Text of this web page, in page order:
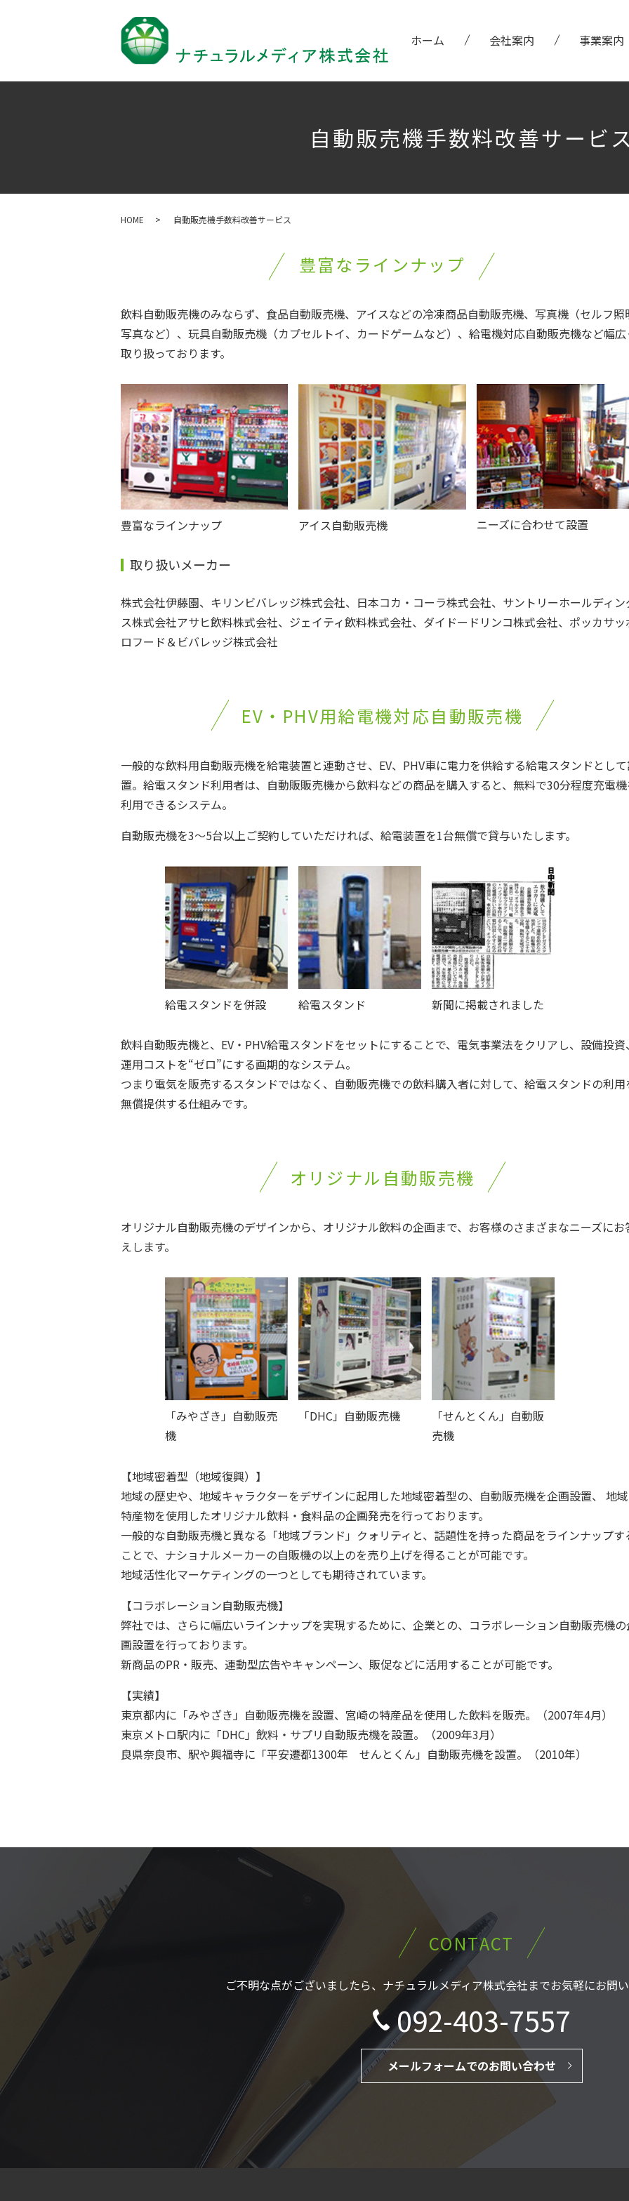
ホーム 会社案内 事業案内
自動販売機手数料改善サービ
HOME 自動販売機手数料改善サービス
豊富なラインナップ
飲料自動販売機のみならず、食品自動販売機、アイスなどの冷凍商品自動販売機、写真機（セルフ照
写真など）、玩具自動販売機（カプセルトイ、カードゲームなど）、給電機対応自動販売機など幅
取り扱っております。
豊富なラインナップ アイス自動販売機 ニーズに合わせて設置
取り扱いメーカー
株式会社伊藤園、キリンビバレッジ株式会社、日本コカ・コーラ株式会社、サントリーホールディン
ス株式会社アサヒ飲料株式会社、ジェイティ飲料株式会社、ダイドードリンコ株式会社、ポッカサッ
ロフード＆ビバレッジ株式会社
EV・PHV用給電機対応自動販売機
一般的な飲料用自動販売機を給電装置と連動させ、EV、PHV車に電力を供給する給電スタンドとし
置。給電スタンド利用者は、自動販販売機から飲料などの商品を購入すると、無料で30分程度充電
利用できるシステム。
自動販売機を3～5台以上ご契約していただければ、給電装置を1台無償で貸与いたします。
給電スタンドを併設 給電スタンド 新聞に掲載されました
飲料自動販売機と、EV・PHV給電スタンドをセットにすることで、電気事業法をクリアし、設備投資
運用コストを“ゼロ”にする画期的なシステム。
つまり電気を販売するスタンドではなく、自動販売機での飲料購入者に対して、給電スタンドの利用
無償提供する仕組みです。
オリジナル自動販売機
オリジナル自動販売機のデザインから、オリジナル飲料の企画まで、お客様のさまざまなニーズにお
えします。
「みやざき」自動販売
機
「DHC」自動販売機
「せんとくん」自動販
売機
【地域密着型（地域復興）】
地域の歴史や、地域キャラクターをデザインに起用した地域密着型の、自動販売機を企画設置、 地
特産物を使用したオリジナル飲料・食料品の企画発売を行っております。
一般的な自動販売機と異なる「地域ブランド」クォリティと、話題性を持った商品をラインナップす
ことで、ナショナルメーカーの自販機の以上のを売り上げを得ることが可能です。
地域活性化マーケティングの一つとしても期待されています。
【コラボレーション自動販売機】
弊社では、さらに幅広いラインナップを実現するために、企業との、コラボレーション自動販売機
画設置を行っております。
新商品のPR・販売、連動型広告やキャンペーン、販促などに活用することが可能です。
【実績】
東京都内に「みやざき」自動販売機を設置、宮崎の特産品を使用した飲料を販売。（2007年4月）
東京メトロ駅内に「DHC」飲料・サプリ自動販売機を設置。（2009年3月）
良県奈良市、駅や興福寺に「平安遷都1300年 せんとくん」自動販売機を設置。（2010年）
CONTACT
ご不明な点がございましたら、 ナチュラルメディア株式会社までお気軽にお問
092-403-7557
メールフォームでのお問い合わせ